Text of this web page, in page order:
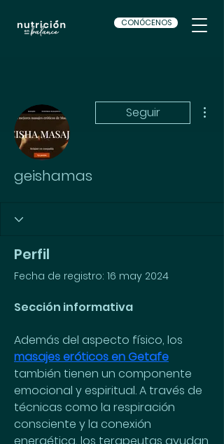
CONÓCENOS
Seguir
geishamas
Perfil
Fecha de registro: 16 may 2024
Sección informativa
masajes eróticos en Getafe
también tienen un componente
emocional y espiritual. A través de
técnicas como la respiración
consciente y la conexión